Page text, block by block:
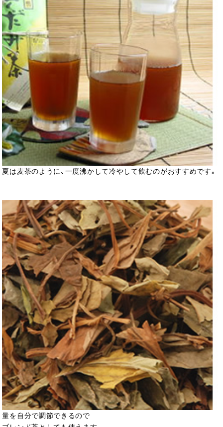
夏は麦茶のように、一度沸かして冷やして飲むのがおすすめです。
量を自分で調節できるので